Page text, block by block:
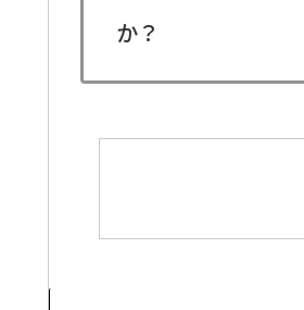
か？